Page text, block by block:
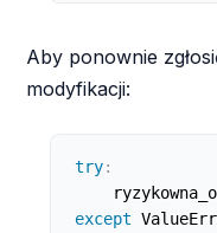
Aby ponownie
modyfikacji:
try:
except